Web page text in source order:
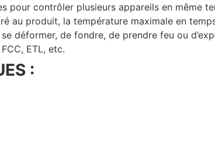
pour contrôler plusieurs appareils en même
au produit, la température maximale en
déformer, de fondre, de prendre feu ou
ETL, etc.
: